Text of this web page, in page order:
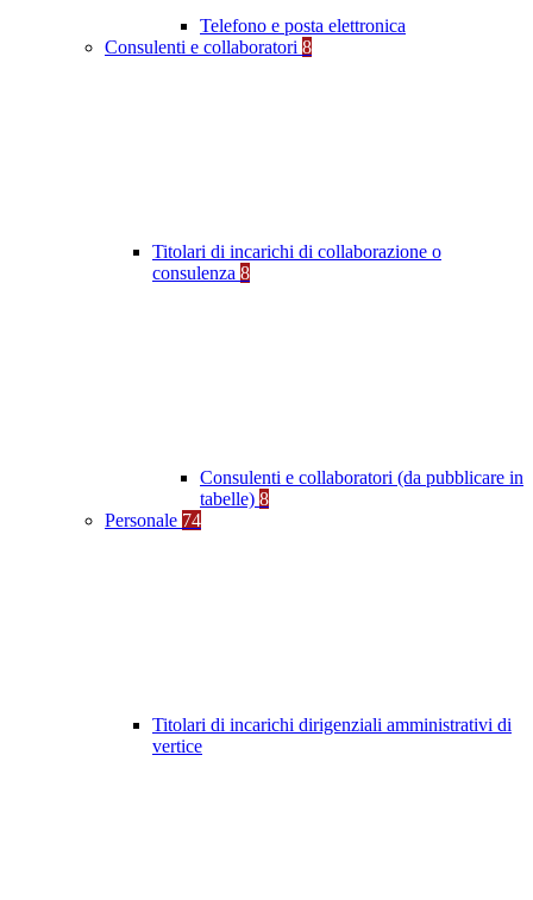
Telefono e posta elettronica
Consulenti e collaboratori 8
Titolari di incarichi di collaborazione o
consulenza 8
Consulenti e collaboratori (da pubblicare in
tabelle) 8
Personale 74
Titolari di incarichi dirigenziali amministrativi di
vertice